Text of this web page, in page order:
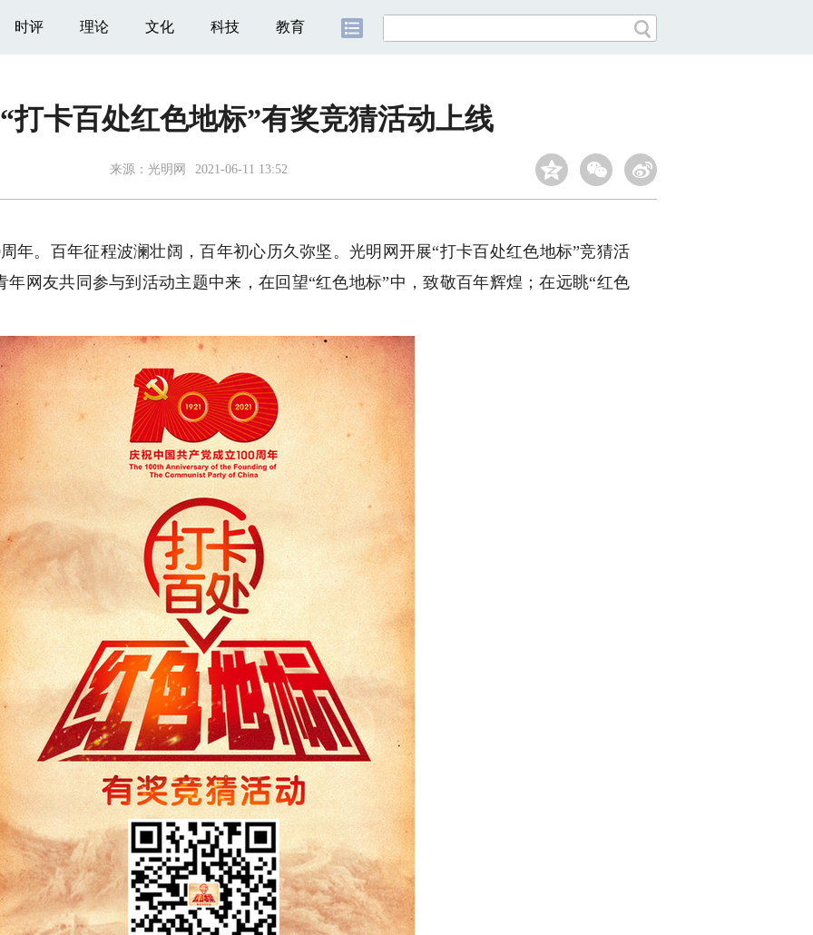
时评 理论 文化 科技 教育
打卡百处红色地标”有奖竞猜活动上线
来源： 光明网 2021-06-11 13:52
。百年征程波澜壮阔，百年初心历久弥坚。光明网开展“打卡百处红色地标”竞猜活
网友共同参与到活动主题中来，在回望“红色地标”中，致敬百年辉煌；在远眺“红色